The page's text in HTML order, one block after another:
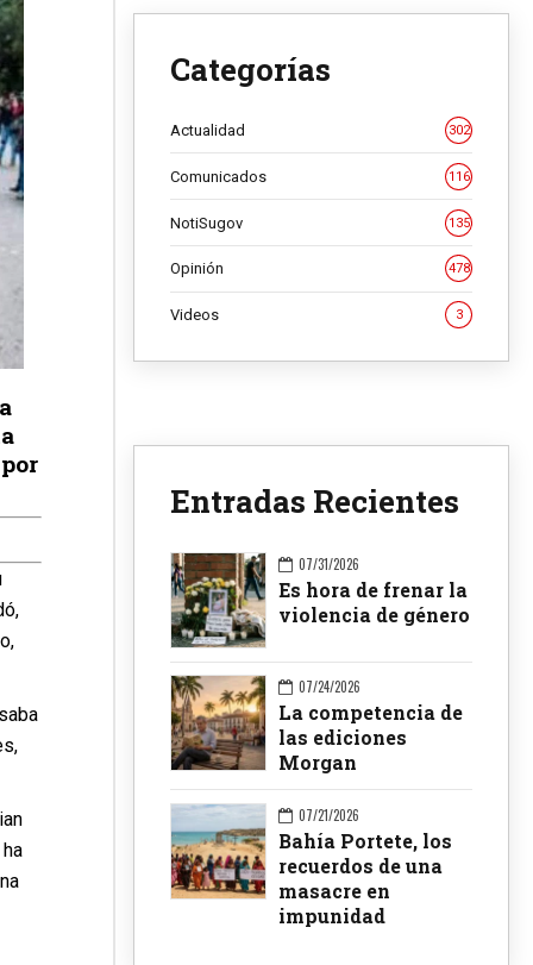
Categorías
Actualidad 302
Comunicados 116
NotiSugov 135
Opinión 478
Videos 3
Entradas Recientes
07/31/2026
Es hora de frenar la
violencia de género
07/24/2026
La competencia de
las ediciones
Morgan
07/21/2026
Bahía Portete, los
recuerdos de una
masacre en
impunidad